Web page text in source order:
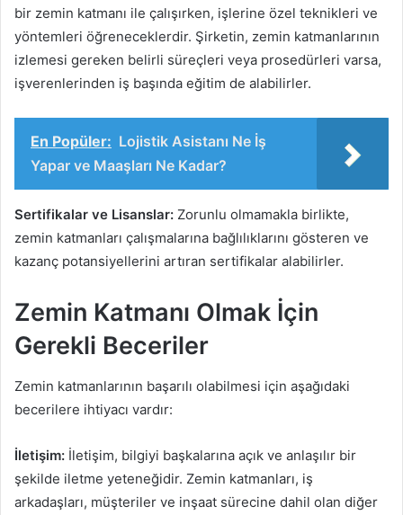
bir zemin katmanı ile çalışırken, işlerine özel teknikleri ve
yöntemleri öğreneceklerdir. Şirketin, zemin katmanlarının
izlemesi gereken belirli süreçleri veya prosedürleri varsa,
işverenlerinden iş başında eğitim de alabilirler.
En Popüler: Lojistik Asistanı Ne İş
Yapar ve Maaşları Ne Kadar?
Sertifikalar ve Lisanslar: Zorunlu olmamakla birlikte,
zemin katmanları çalışmalarına bağlılıklarını gösteren ve
kazanç potansiyellerini artıran sertifikalar alabilirler.
Zemin Katmanı Olmak İçin
Gerekli Beceriler
Zemin katmanlarının başarılı olabilmesi için aşağıdaki
becerilere ihtiyacı vardır:
İletişim: İletişim, bilgiyi başkalarına açık ve anlaşılır bir
şekilde iletme yeteneğidir. Zemin katmanları, iş
arkadaşları, müşteriler ve inşaat sürecine dahil olan diğer